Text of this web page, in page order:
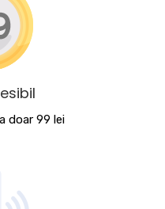
doar 99 lei